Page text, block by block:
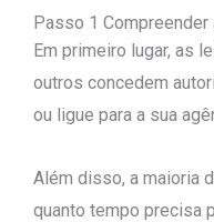
Passo 1
Em primeiro lugar, as
outros concedem
ou ligue para a sua
Além disso, a maioria
quanto tempo precisa